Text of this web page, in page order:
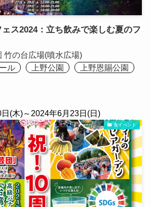
ス2024：立ち飲みで楽しむ夏のフ
竹の台広場(噴水広場)
ル 上野公園
上野恩賜公園
(木)～2024年6月23日(日)
食イベント